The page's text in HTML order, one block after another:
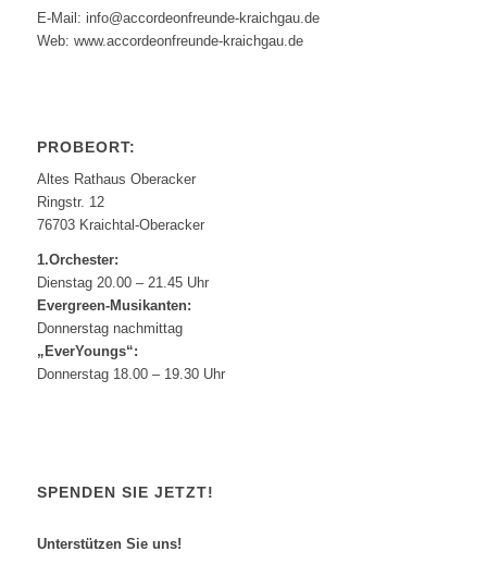
E-Mail: info@accordeonfreunde-kraichgau.de
Web: www.accordeonfreunde-kraichgau.de
PROBEORT:
Altes Rathaus Oberacker
Ringstr. 12
76703 Kraichtal-Oberacker
1.Orchester:
Dienstag 20.00 – 21.45 Uhr
Evergreen-Musikanten:
Donnerstag nachmittag
„EverYoungs“:
Donnerstag 18.00 – 19.30 Uhr
SPENDEN SIE JETZT!
Unterstützen Sie uns!